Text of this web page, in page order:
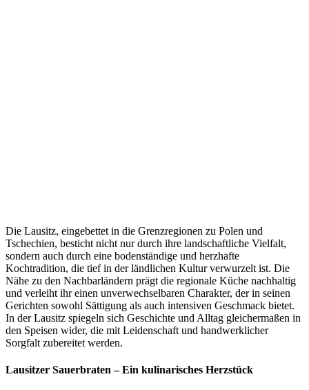
Die Lausitz, eingebettet in die Grenzregionen zu Polen und
Tschechien, besticht nicht nur durch ihre landschaftliche Vielfalt,
sondern auch durch eine bodenständige und herzhafte
Kochtradition, die tief in der ländlichen Kultur verwurzelt ist. Die
Nähe zu den Nachbarländern prägt die regionale Küche nachhaltig
und verleiht ihr einen unverwechselbaren Charakter, der in seinen
Gerichten sowohl Sättigung als auch intensiven Geschmack bietet.
In der Lausitz spiegeln sich Geschichte und Alltag gleichermaßen in
den Speisen wider, die mit Leidenschaft und handwerklicher
Sorgfalt zubereitet werden.
Lausitzer Sauerbraten – Ein kulinarisches Herzstück